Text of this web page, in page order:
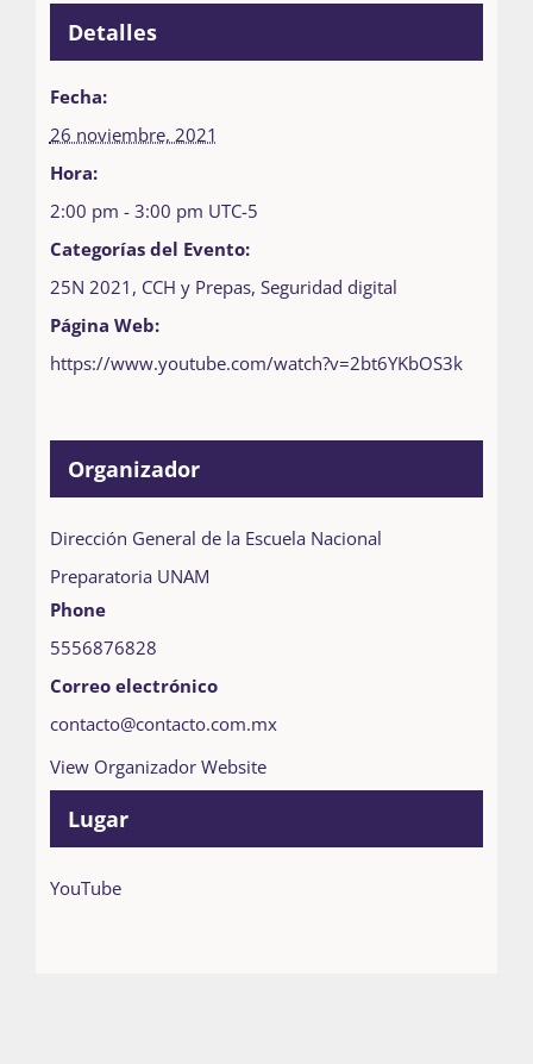
Detalles
Fecha:
26 noviembre, 2021
Hora:
2:00 pm - 3:00 pm UTC-5
Categorías del Evento:
25N 2021 , CCH y Prepas, Seguridad digital
Página Web:
https://www.youtube.com/watch?v=2bt6YKbOS3k
Lugar
YouTube
Organizador
Dirección General de la Escuela Nacional
Preparatoria UNAM
Phone
5556876828
Correo electrónico
contacto@contacto.com.mx
View Organizador Website